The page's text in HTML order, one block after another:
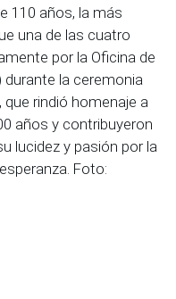
110 años, la más
una de las cuatro
por la Oficina de
durante la ceremonia
que rindió homenaje a
años y contribuyeron
lucidez y pasión por la
Foto: